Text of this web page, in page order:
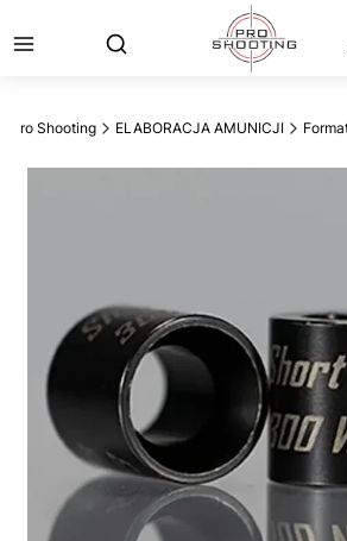
Otwórz wyszukiwarkę
Pro Shooting ELABORACJA AMUNICJI